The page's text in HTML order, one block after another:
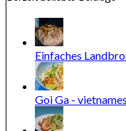
Einfaches
Goi Ga -